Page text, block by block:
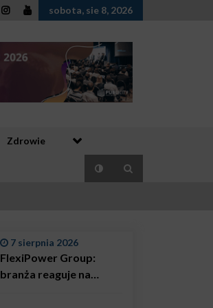
sobota, sie 8, 2026
Zdrowie
7 sierpnia 2026
FlexiPower Group:
branża reaguje na